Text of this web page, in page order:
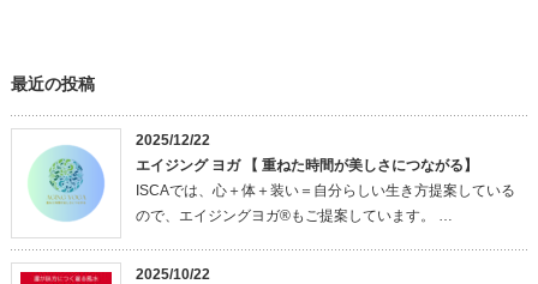
最近の投稿
2025/12/22
エイジング ヨガ 【 重ねた時間が美しさにつながる】
ISCAでは、心＋体＋装い＝自分らしい生き方提案している
ので、エイジングヨガ®もご提案しています。 …
2025/10/22